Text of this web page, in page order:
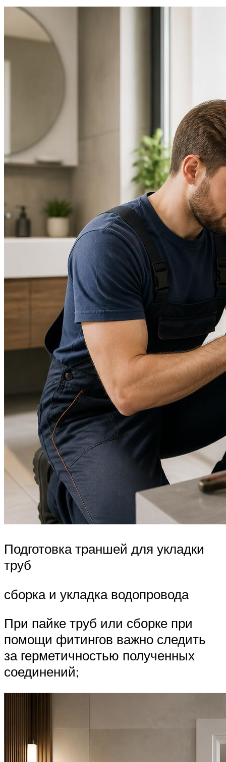
Подготовка траншей для укладки
труб
сборка и укладка водопровода
При пайке труб или сборке при
помощи фитингов важно следить
за герметичностью полученных
соединений;